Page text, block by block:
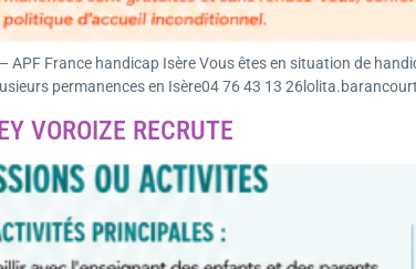
APF France handicap Isère Vous êtes en situation de
permanences en Isère04 76 43 13
VOROIZE RECRUTE